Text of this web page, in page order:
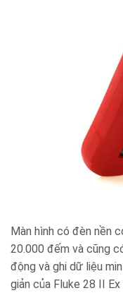
Màn hình có đèn nền
20.000 đếm và cũng
động và ghi dữ liệu
giản của Fluke 28 II